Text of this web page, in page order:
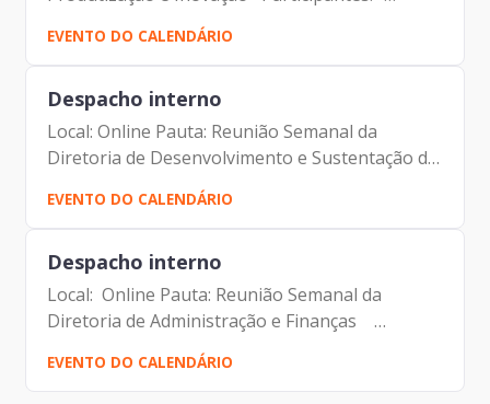
Francisco Forbes – Presidente | Prodam-SP
- Eduardo Amaro Bueno - Gerente de
Produtização e Inovação|...
EVENTO DO CALENDÁRIO
Despacho interno
Local: Online Pauta: Reunião Semanal da
Diretoria de Desenvolvimento e Sustentação de
Sistemas Participantes: - Francisco Forbes –
Presidente | Prodam-SP - André Tomiatto de
Oliveira - Assessor...
EVENTO DO CALENDÁRIO
Despacho interno
Local: Online Pauta: Reunião Semanal da
Diretoria de Administração e Finanças
Participantes: - Francisco Forbes – Presidente |
Prodam-SP - André Tomiatto - Assessor da
EVENTO DO CALENDÁRIO